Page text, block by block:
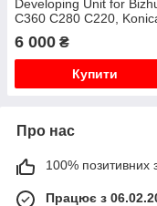
Developing Unit for
C360 C280 C220,
Minolta, dv-311k, A0XV-
a0x
6 000 ₴
Купити
Про нас
100% позитивних з
Працює з